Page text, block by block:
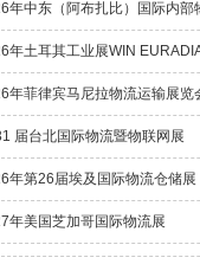
年中东（阿布扎比）国际内部
年土耳其工业展WIN
年菲律宾马尼拉物流运输展览
届台北国际物流暨物联网展
年第26届埃及国际物流仓储展
年美国芝加哥国际物流展